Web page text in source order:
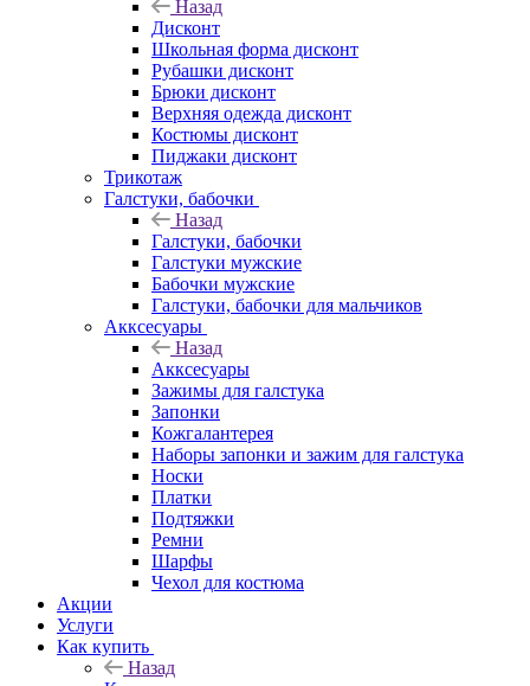
Назад
Дисконт
Школьная форма дисконт
Рубашки дисконт
Брюки дисконт
Верхняя одежда дисконт
Костюмы дисконт
Пиджаки дисконт
Трикотаж
Галстуки, бабочки
Назад
Галстуки, бабочки
Галстуки мужские
Бабочки мужские
Галстуки, бабочки для мальчиков
Акксесуары
Назад
Акксесуары
Зажимы для галстука
Запонки
Кожгалантерея
Наборы запонки и зажим для галстука
Носки
Платки
Подтяжки
Ремни
Шарфы
Чехол для костюма
Акции
Услуги
Как купить
Назад